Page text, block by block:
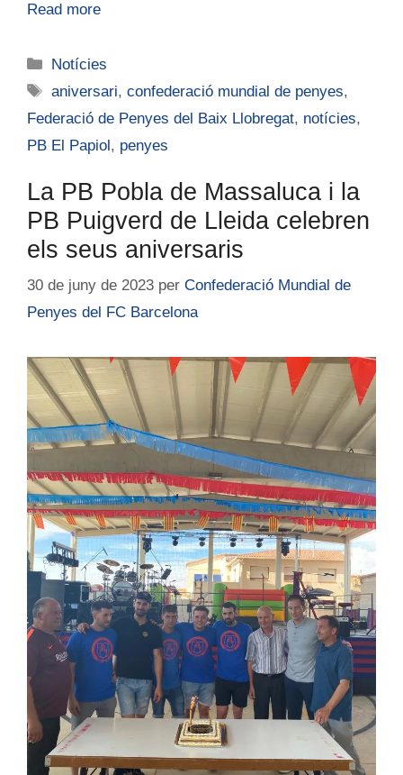
Read more
Notícies
aniversari,confederació mundial de penyes,
Federació de Penyes del Baix Llobregat, notícies,
PB El Papiol , penyes
La PB Pobla de Massaluca i la
PB Puigverd de Lleida celebren
els seus aniversaris
30 de juny de 2023 per Confederació Mundial de
Penyes del FC Barcelona